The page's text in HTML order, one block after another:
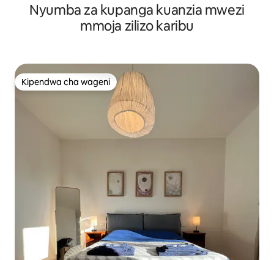
Nyumba za kupanga kuanzia mwezi
mmoja zilizo karibu
Kipendwa cha wageni
Kipendwa cha wageni